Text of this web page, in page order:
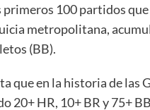
primeros 100 partidos
metropolitana,
(BB).
que en la historia de las
20+ HR, 10+ BR y 75+